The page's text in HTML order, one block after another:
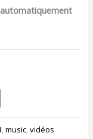
automatiquement
,music,vidéos